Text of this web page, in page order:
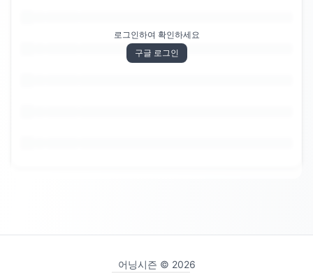
로그인하여 확인하세요
구글 로그인
어닝시즌 © 2026